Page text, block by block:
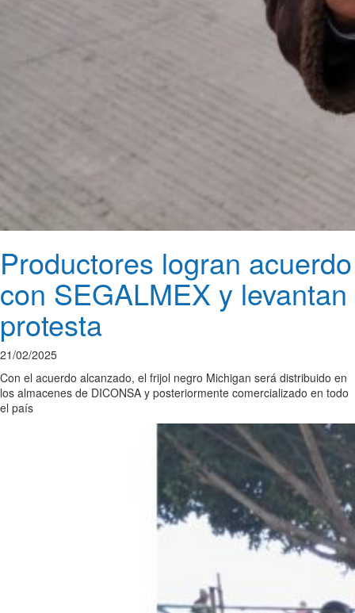
Productores logran acuerdo
con SEGALMEX y levantan
protesta
21/02/2025
Con el acuerdo alcanzado, el frijol negro Michigan será distribuido en
los almacenes de DICONSA y posteriormente comercializado en todo
el país